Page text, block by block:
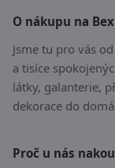
O nákupu na
Jsme tu pro vás
a tisíce
látky, galanterie,
dekorace do
Proč u nás